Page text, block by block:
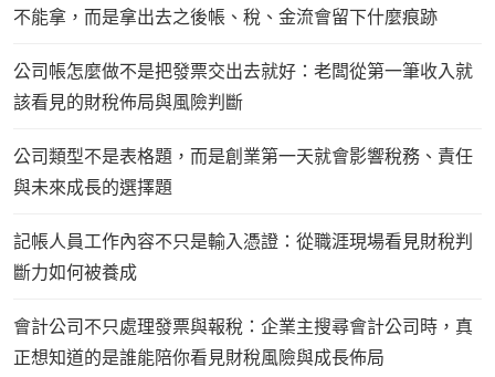
不能拿，而是拿出去之後帳、稅、金流會留下什麼痕跡
公司帳怎麼做不是把發票交出去就好：老闆從第一筆收入就
該看見的財稅佈局與風險判斷
公司類型不是表格題，而是創業第一天就會影響稅務、責任
與未來成長的選擇題
記帳人員工作內容不只是輸入憑證：從職涯現場看見財稅判
斷力如何被養成
會計公司不只處理發票與報稅：企業主搜尋會計公司時，真
正想知道的是誰能陪你看見財稅風險與成長佈局